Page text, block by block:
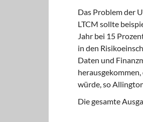
Das Problem der
LTCM sollte
Jahr bei 15
in den
Daten und
würde, so
Die gesamte